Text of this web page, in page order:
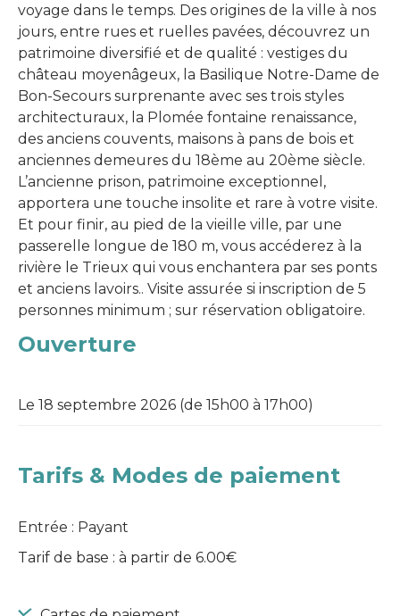
voyage dans le temps. Des origines de la ville à nos
jours, entre rues et ruelles pavées, découvrez un
patrimoine diversifié et de qualité : vestiges du
château moyenâgeux, la Basilique Notre-Dame de
Bon-Secours surprenante avec ses trois styles
architecturaux, la Plomée fontaine renaissance,
des anciens couvents, maisons à pans de bois et
anciennes demeures du 18ème au 20ème siècle.
L’ancienne prison, patrimoine exceptionnel,
apportera une touche insolite et rare à votre visite.
Et pour finir, au pied de la vieille ville, par une
passerelle longue de 180 m, vous accéderez à la
rivière le Trieux qui vous enchantera par ses ponts
et anciens lavoirs.. Visite assurée si inscription de 5
personnes minimum ; sur réservation obligatoire.
Ouverture
Le 18 septembre 2026 (de 15h00 à 17h00)
Tarifs & Modes de paiement
Entrée : Payant
Tarif de base : à partir de 6.00€